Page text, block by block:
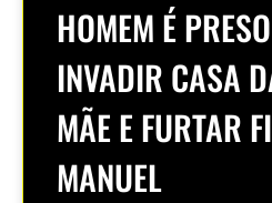
HOMEM É
INVADIR CASA
MÃE E FURTAR
MANUEL